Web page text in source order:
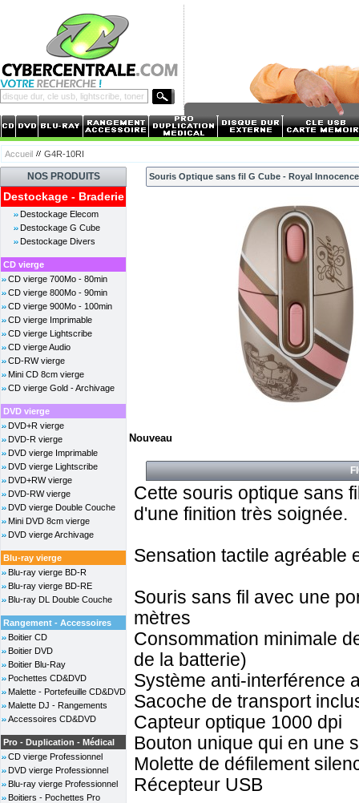
Accueil G4R-10RI
NOS PRODUITS
Destockage - Braderie
Destockage Elecom
Destockage G Cube
Destockage Divers
CD vierge
CD vierge 700Mo - 80min
CD vierge 800Mo - 90min
CD vierge 900Mo - 100min
CD vierge Imprimable
CD vierge Lightscribe
CD vierge Audio
CD-RW vierge
Mini CD 8cm vierge
CD vierge Gold - Archivage
DVD vierge
DVD+R vierge
DVD-R vierge
DVD vierge Imprimable
DVD vierge Lightscribe
DVD+RW vierge
DVD-RW vierge
DVD vierge Double Couche
Mini DVD 8cm vierge
DVD vierge Archivage
Blu-ray vierge
Blu-ray vierge BD-R
Blu-ray vierge BD-RE
Blu-ray DL Double Couche
Rangement - Accessoires
Boitier CD
Boitier DVD
Boitier Blu-Ray
Pochettes CD&DVD
Malette - Portefeuille CD&DVD
Malette DJ - Rangements
Accessoires CD&DVD
Pro - Duplication - Médical
CD vierge Professionnel
DVD vierge Professionnel
Blu-ray vierge Professionnel
Boitiers - Pochettes Pro
Souris Optique sans fil G Cube - Royal
Nouveau
Cette souris optique sans
d'une finition très soignée.
Sensation tactile agréable
Souris sans fil avec une
mètres
Consommation minimale
de la batterie)
Système anti-interférence
Sacoche de transport
Capteur optique 1000 dpi
Bouton unique qui en une
Molette de défilement
Récepteur USB